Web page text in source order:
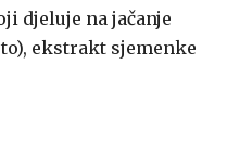
djeluje na jačanje
ekstrakt sjemenke